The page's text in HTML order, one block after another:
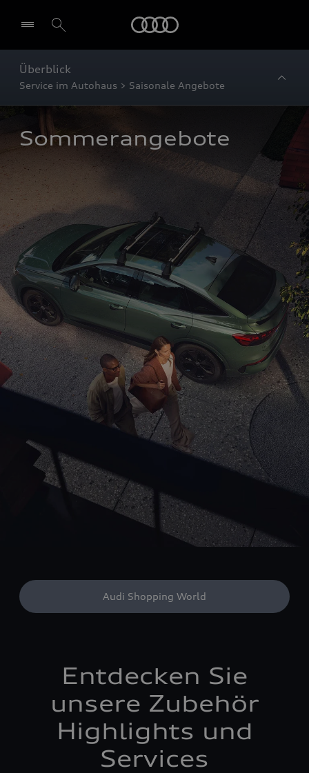
Überblick
Service im Autohaus > Saisonale Angebote
Sommerangebote
Audi Shopping World
Entdecken Sie
unsere Zubehör
Highlights und
Services